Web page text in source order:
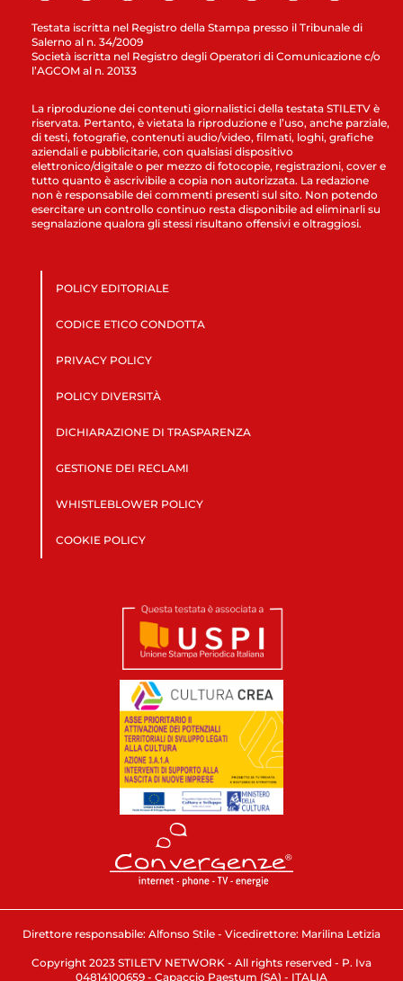
Testata iscritta nel Registro della Stampa presso il Tribunale di
Salerno al n. 34/2009
Società iscritta nel Registro degli Operatori di Comunicazione c/o
l’AGCOM al n. 20133
La riproduzione dei contenuti giornalistici della testata STILETV è
riservata. Pertanto, è vietata la riproduzione e l’uso, anche parziale,
di testi, fotografie, contenuti audio/video, filmati, loghi, grafiche
aziendali e pubblicitarie, con qualsiasi dispositivo
elettronico/digitale o per mezzo di fotocopie, registrazioni, cover e
tutto quanto è ascrivibile a copia non autorizzata. La redazione
non è responsabile dei commenti presenti sul sito. Non potendo
esercitare un controllo continuo resta disponibile ad eliminarli su
segnalazione qualora gli stessi risultano offensivi e oltraggiosi.
POLICY EDITORIALE
CODICE ETICO CONDOTTA
PRIVACY POLICY
POLICY DIVERSITÀ
DICHIARAZIONE DI TRASPARENZA
GESTIONE DEI RECLAMI
WHISTLEBLOWER POLICY
COOKIE POLICY
Direttore responsabile: Alfonso Stile - Vicedirettore: Marilina Letizia
Copyright 2023 STILETV NETWORK - All rights reserved - P. Iva
04814100659 - Capaccio Paestum (SA) - ITALIA